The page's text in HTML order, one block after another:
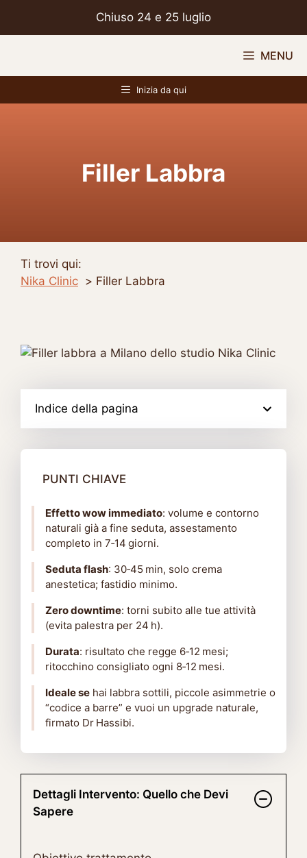
Chiuso 24 e 25 luglio
contenuto
MENU
Inizia da qui
Filler Labbra
Ti trovi qui:
Nika Clinic
Filler Labbra
Indice della pagina
PUNTI CHIAVE
Effetto wow immediato: volume e contorno
naturali già a fine seduta, assestamento
completo in 7‑14 giorni.
Seduta flash: 30‑45 min, solo crema
anestetica; fastidio minimo.
Zero downtime: torni subito alle tue attività
(evita palestra per 24 h).
Durata: risultato che regge 6‑12 mesi;
ritocchino consigliato ogni 8‑12 mesi.
Ideale se hai labbra sottili, piccole asimmetrie o
“codice a barre” e vuoi un upgrade naturale,
firmato Dr Hassibi.
Dettagli Intervento: Quello che Devi
Sapere